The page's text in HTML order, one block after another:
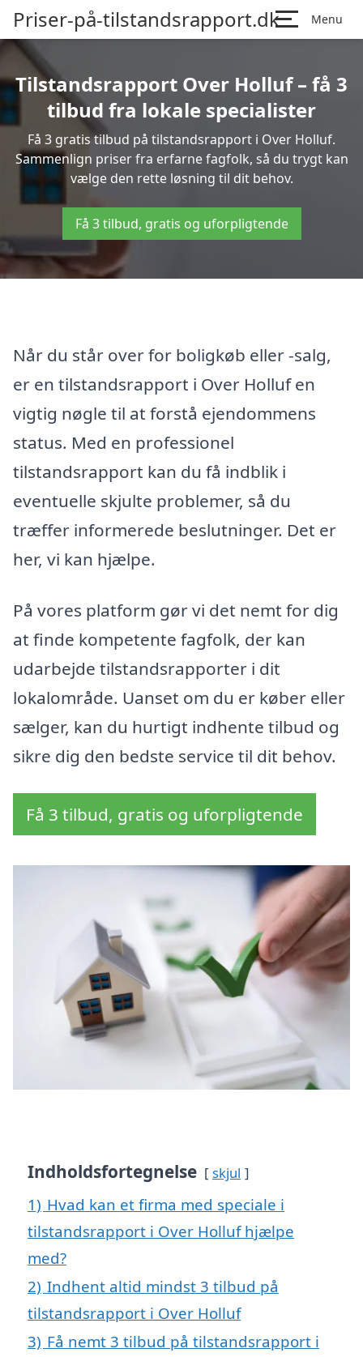
Priser-på-tilstandsrapport.dk Menu
Tilstandsrapport Over Holluf – få 3
tilbud fra lokale specialister
Få 3 gratis tilbud på tilstandsrapport i Over Holluf.
Sammenlign priser fra erfarne fagfolk, så du trygt kan
vælge den rette løsning til dit behov.
Få 3 tilbud, gratis og uforpligtende
Når du står over for boligkøb eller -salg,
er en tilstandsrapport i Over Holluf en
vigtig nøgle til at forstå ejendommens
status. Med en professionel
tilstandsrapport kan du få indblik i
eventuelle skjulte problemer, så du
træffer informerede beslutninger. Det er
her, vi kan hjælpe.
På vores platform gør vi det nemt for dig
at finde kompetente fagfolk, der kan
udarbejde tilstandsrapporter i dit
lokalområde. Uanset om du er køber eller
sælger, kan du hurtigt indhente tilbud og
sikre dig den bedste service til dit behov.
Få 3 tilbud, gratis og uforpligtende
Indholdsfortegnelse skjul
1) Hvad kan et firma med speciale i
tilstandsrapport i Over Holluf hjælpe
med?
2) Indhent altid mindst 3 tilbud på
tilstandsrapport i Over Holluf
3) Få nemt 3 tilbud på tilstandsrapport i